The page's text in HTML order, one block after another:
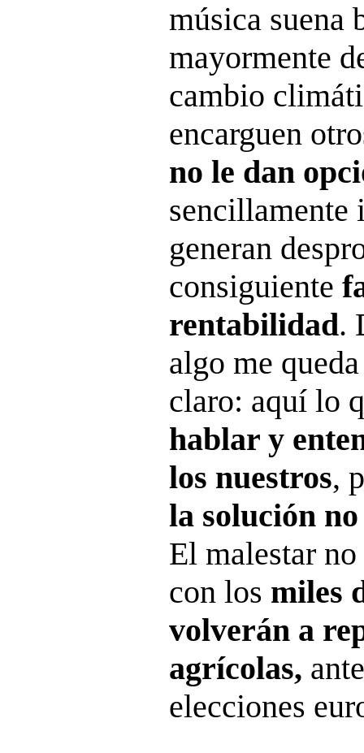
música suena
mayormente
cambio
encarguen
no le dan
sencillamente
generan
consiguiente
rentabilidad.
algo me
claro: aquí lo
hablar y
los nuestros,
la solución
El malestar
con los miles
volverán a
agrícolas,
elecciones